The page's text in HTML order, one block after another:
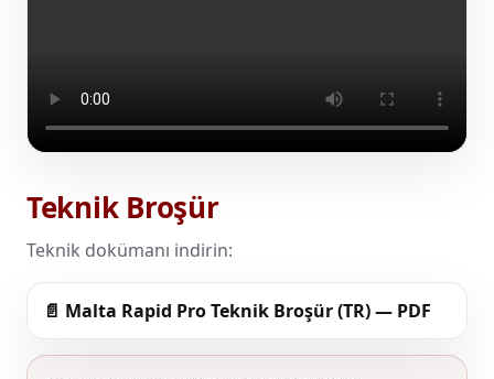
Teknik Broşür
Teknik dokümanı indirin:
📄 Malta Rapid Pro Teknik Broşür (TR) — PDF